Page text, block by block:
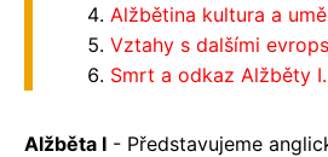
Alžbětina kultura a
Vztahy s dalšími
Smrt a odkaz Alžběty I.
Alžběta I - Představujeme